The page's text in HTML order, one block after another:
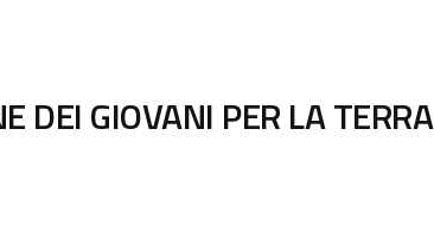
DEI GIOVANI PER LA TERRA